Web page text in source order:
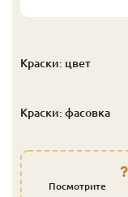
Краски: цвет
Краски: фасовка
Посмотрите